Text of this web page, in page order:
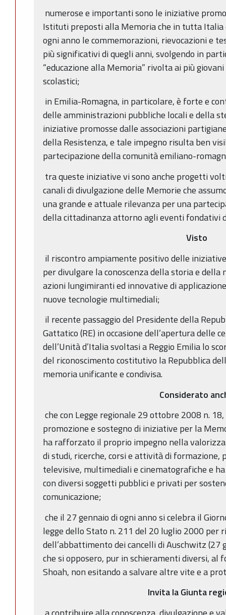
numerose e importanti sono le iniziative
Istituti preposti alla Memoria che in tutta Italia
ogni anno le commemorazioni, rievocazioni e
più significativi di quegli anni, svolgendo in
“educazione alla Memoria” rivolta ai più
scolastici;
in Emilia-Romagna, in particolare, è forte e
delle amministrazioni pubbliche locali e della
iniziative promosse dalle associazioni
della Resistenza, e tale impegno risulta ben
partecipazione della comunità emiliano-
tra queste iniziative vi sono anche progetti
canali di divulgazione delle Memorie che
una grande e attuale rilevanza per una
della cittadinanza attorno agli eventi fondativi
Visto
il riscontro ampiamente positivo delle
per divulgare la conoscenza della storia e
azioni lungimiranti ed innovative di
nuove tecnologie multimediali;
il recente passaggio del Presidente della
Gattatico (RE) in occasione dell’apertura delle
dell’Unità d’Italia svoltasi a Reggio Emilia lo
del riconoscimento costitutivo la Repubblica
memoria unificante e condivisa.
Considerato
che con Legge regionale 29 ottobre 2008 n.
promozione e sostegno di iniziative per la
ha rafforzato il proprio impegno nella
di studi, ricerche, corsi e attività di formazione,
televisive, multimediali e cinematografiche e
con diversi soggetti pubblici e privati per
comunicazione;
che il 27 gennaio di ogni anno si celebra il
legge dello Stato n. 211 del 20 luglio 2000 per
dell’abbattimento dei cancelli di Auschwitz (27
che si opposero, pur in schieramenti diversi, al
Shoah, non esitando a salvare altre vite e a
Invita la Giunta